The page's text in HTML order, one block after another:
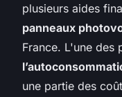
plusieurs aides
panneaux
France. L'une des
une partie des